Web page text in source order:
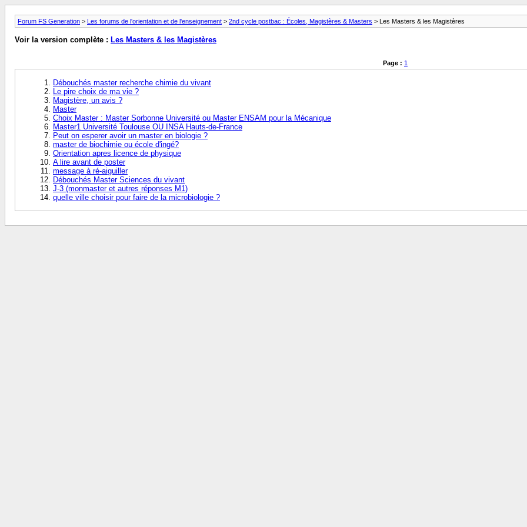
Forum FS Generation > Les forums de l'orientation et de l'enseignement > 2nd cycle postbac : Écoles, Magistères & Masters > Les Masters & les Magistères
Voir la version complète : Les Masters & les Magistères
Page : 1
Débouchés master recherche chimie du vivant
Le pire choix de ma vie ?
Magistère, un avis ?
Master
Choix Master : Master Sorbonne Université ou Master ENSAM pour la Mécanique
Master1 Université Toulouse OU INSA Hauts-de-France
Peut on esperer avoir un master en biologie ?
master de biochimie ou école d'ingé?
Orientation apres licence de physique
A lire avant de poster
message à ré-aiguiller
Débouchés Master Sciences du vivant
J-3 (monmaster et autres réponses M1)
quelle ville choisir pour faire de la microbiologie ?